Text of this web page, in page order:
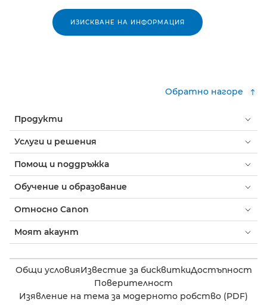
ИЗИСКВАНЕ НА ИНФОРМАЦИЯ
Обратно нагоре
Продукти
Услуги и решения
Помощ и поддръжка
Обучение и образование
Относно Canon
Моят акаунт
Общи условияИзвестие за бисквиткиДостъпност
Поверителност
Изявление на тема за модерното робство (PDF)